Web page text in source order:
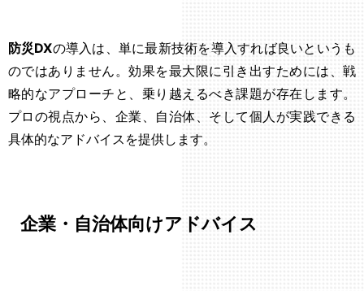
防災DXの導入は、単に最新技術を導入すれば良いというも
のではありません。効果を最大限に引き出すためには、戦
略的なアプローチと、乗り越えるべき課題が存在します。
プロの視点から、企業、自治体、そして個人が実践できる
具体的なアドバイスを提供します。
企業・自治体向けアドバイス